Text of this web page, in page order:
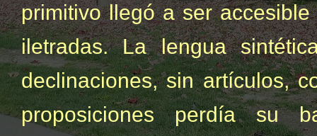
primitivo llegó a ser
iletradas. La lengua
declinaciones, sin artículos,
proposiciones perdía su